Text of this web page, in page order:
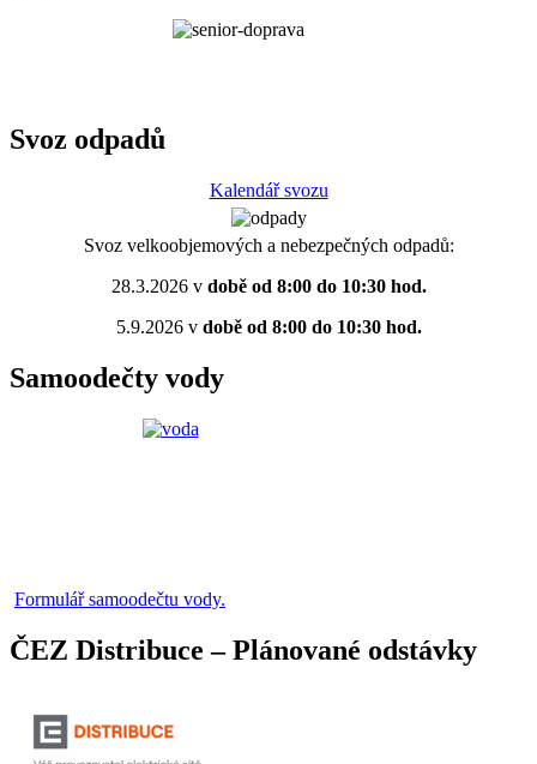
Svoz odpadů
Kalendář svozu
Svoz velkoobjemových a nebezpečných odpadů:
28.3.2026 vdobě od 8:00 do 10:30 hod.
5.9.2026 vdobě od 8:00 do 10:30 hod.
Samoodečty vody
Formulář samoodečtu vody.
ČEZ Distribuce – Plánované odstávky